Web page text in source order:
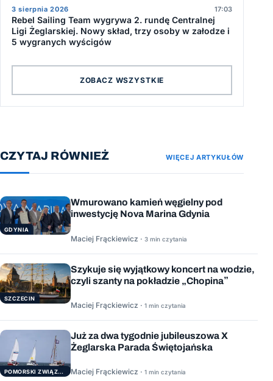
3 sierpnia 2026 17:03
Rebel Sailing Team wygrywa 2. rundę Centralnej
Ligi Żeglarskiej. Nowy skład, trzy osoby w załodze i
5 wygranych wyścigów
ZOBACZ WSZYSTKIE
CZYTAJ RÓWNIEŻ WIĘCEJ ARTYKUŁÓW
GDYNIA
Wmurowano kamień węgielny pod
inwestycję Nova Marina Gdynia
Maciej Frąckiewicz · 3 min czytania
SZCZECIN
Szykuje się wyjątkowy koncert na wodzie,
czyli szanty na pokładzie „Chopina”
Maciej Frąckiewicz · 1 min czytania
POMORSKI ZWIĄZEK ŻEGLARSKI
Już za dwa tygodnie jubileuszowa X
Żeglarska Parada Świętojańska
Maciej Frąckiewicz · 1 min czytania